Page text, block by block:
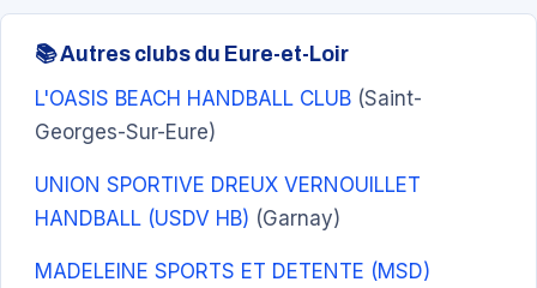
📚 Autres clubs du Eure-et-Loir
L'OASIS BEACH HANDBALL CLUB (Saint-
Georges-Sur-Eure)
UNION SPORTIVE DREUX VERNOUILLET
HANDBALL (USDV HB) (Garnay)
MADELEINE SPORTS ET DETENTE (MSD)